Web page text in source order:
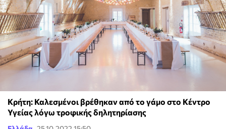
Κρήτη: Καλεσμένοι βρέθηκαν από το γάμο στο Κέντρο
Υγείας λόγω τροφικής δηλητηρίασης